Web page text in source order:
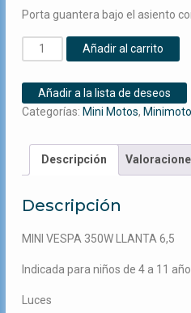
Porta guantera bajo el asiento
Mini
Vespa
350
W
cantidad
Añadir al carrito
Añadir a la lista de deseos
Categorías: Mini Motos,
Descripción
Descripción
MINI VESPA 350W LLANTA 6,5
Indicada para niños de 4 a 11
Luces